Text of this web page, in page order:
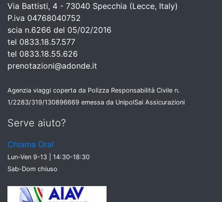
Via Battisti, 4 - 73040 Specchia (Lecce, Italy)
P.iva 04768040752
scia n.6266 del 05/02/2016
tel 0833.18.57.577
tel 0833.18.55.626
prenotazioni@adonde.it
Agenzia viaggi coperta da Polizza Responsabilità Civile n.
1/2283/319/130896669 emessa da UnipolSai Assicurazioni
Serve aiuto?
Chiama Ora!
Lun-Ven 9-13 | 14:30-18:30
Sab-Dom chiuso